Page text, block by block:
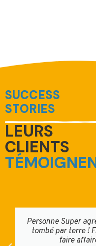
SUCCESS
STORIES
LEURS
CLIENTS
Personne Super
tombé par terre !
faire